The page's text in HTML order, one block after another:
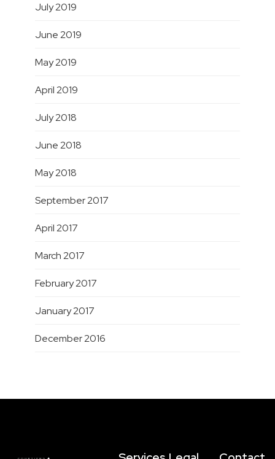
July 2019
June 2019
May 2019
April 2019
July 2018
June 2018
May 2018
September 2017
April 2017
March 2017
February 2017
January 2017
December 2016